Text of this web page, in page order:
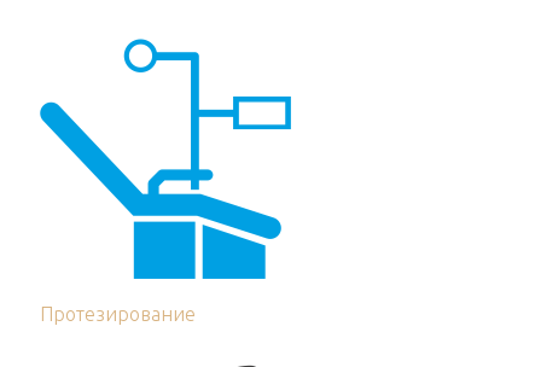
Протезирование